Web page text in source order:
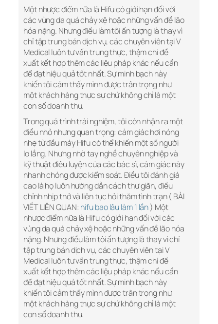
Một nhược điểm nữa là Hifu có giới hạn đối với
các vùng da quá chảy xệ hoặc những vấn đề lão
hóa nặng. Nhưng điều làm tôi ấn tượng là thay vì
chỉ tập trung bán dịch vụ, các chuyên viên tại V
Medical luôn tư vấn trung thực, thậm chí đề
xuất kết hợp thêm các liệu pháp khác nếu cần
để đạt hiệu quả tốt nhất. Sự minh bạch này
khiến tôi cảm thấy mình được trân trọng như
một khách hàng thực sự chứ không chỉ là một
con số doanh thu.
Trong quá trình trải nghiệm, tôi còn nhận ra một
điều nhỏ nhưng quan trọng: cảm giác hơi nóng
nhẹ từ đầu máy Hifu có thể khiến một số người
lo lắng. Nhưng nhờ tay nghề chuyên nghiệp và
kỹ thuật điêu luyện của các bác sĩ, cảm giác này
nhanh chóng được kiểm soát. Điều tôi đánh giá
cao là họ luôn hướng dẫn cách thư giãn, điều
chỉnh nhịp thở và liên tục hỏi thăm tình trạn ( BÀI
VIẾT LIÊN QUAN: hifu bao lâu làm 1 lần) Một
nhược điểm nữa là Hifu có giới hạn đối với các
vùng da quá chảy xệ hoặc những vấn đề lão hóa
nặng. Nhưng điều làm tôi ấn tượng là thay vì chỉ
tập trung bán dịch vụ, các chuyên viên tại V
Medical luôn tư vấn trung thực, thậm chí đề
xuất kết hợp thêm các liệu pháp khác nếu cần
để đạt hiệu quả tốt nhất. Sự minh bạch này
khiến tôi cảm thấy mình được trân trọng như
một khách hàng thực sự chứ không chỉ là một
con số doanh thu.